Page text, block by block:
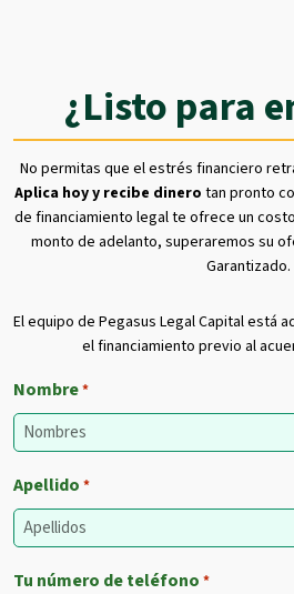
¿Listo para
No permitas que el estrés financiero
Aplica hoy y recibe dinero tan pronto
de financiamiento legal te ofrece un
monto de adelanto, superaremos su
Garantizado.
El equipo de Pegasus Legal Capital está
el financiamiento previo al
Nombre*
Apellido *
Tu número de teléfono *